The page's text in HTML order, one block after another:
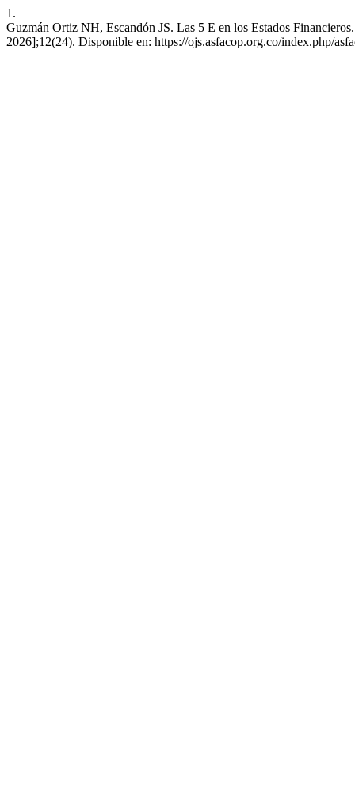
1.
Guzmán Ortiz NH, Escandón JS. Las 5 E en los Estados
2026];12(24). Disponible en: https://ojs.asfacop.org.co/index.php/